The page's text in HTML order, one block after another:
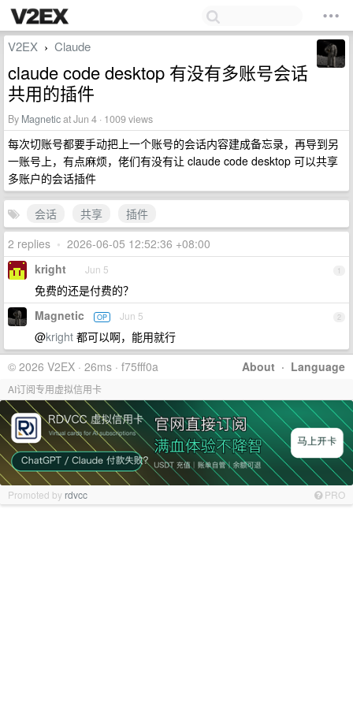
V2EX › Claude
claude code desktop 有没有多账号会话
共用的插件
By Magneticat Jun 4 · 1009 views
每次切账号都要手动把上一个账号的会话内容建成备忘录，再导到另
一账号上，有点麻烦，佬们有没有让 claude code desktop 可以共享
多账户的会话插件
会话 共享
插件
2 replies • 2026-06-05 12:52:36 +08:00
1
kright Jun 5
免费的还是付费的？
2
Magnetic OP Jun 5
@kright 都可以啊，能用就行
About · Language
© 2026 V2EX · 26ms · f75fff0a
AI订阅专用虚拟信用卡
Promoted by rdvcc PRO